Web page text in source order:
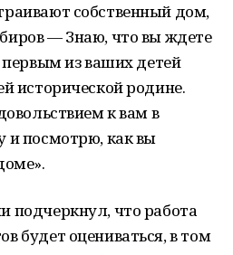
собственный дом,
— Знаю, что вы ждете
первым из ваших детей
исторической родине.
к вам в
и посмотрю, как вы
подчеркнул, что работа
будет оцениваться, в том